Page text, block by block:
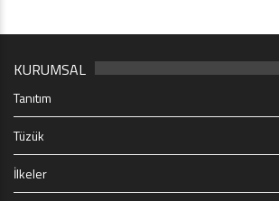
KURUMSAL
Tanıtım
Tüzük
İlkeler